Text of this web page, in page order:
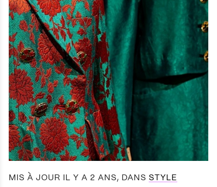
MIS À JOUR IL Y A 2 ANS, DANS STYLE